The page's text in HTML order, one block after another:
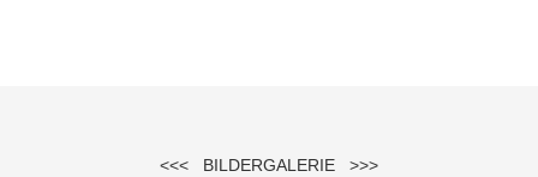
<<< BILDERGALERIE >>>